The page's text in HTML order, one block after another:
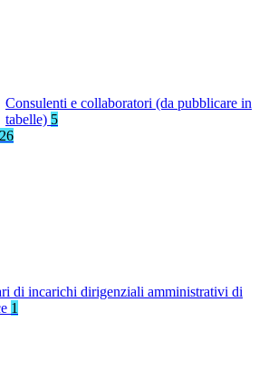
Consulenti e collaboratori (da pubblicare in
tabelle) 5
di incarichi dirigenziali amministrativi di
1